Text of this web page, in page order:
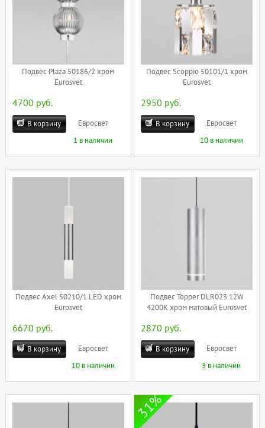
Подвес Plaza 50186/2 хром
Eurosvet
4700 руб.
В корзину
Евросвет
1 в наличии
Подвес Scoppio 50101/1 хром
Eurosvet
2950 руб.
В корзину
Евросвет
10 в наличии
Подвес Axel 50210/1 LED хром
Eurosvet
6670 руб.
В корзину
Евросвет
10 в наличии
Подвес Topper DLR023 12W
4200K хром матовый Eurosvet
2870 руб.
В корзину
Евросвет
3 в наличии
31%